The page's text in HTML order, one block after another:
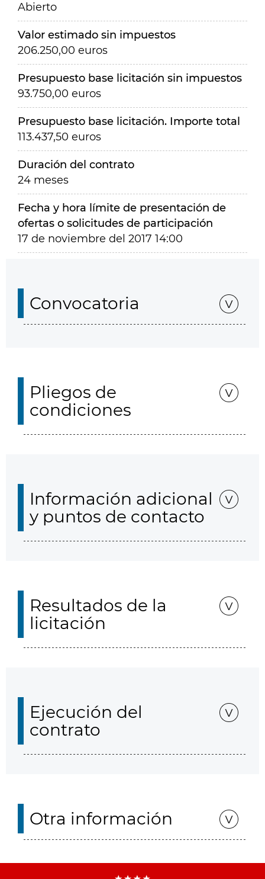
Abierto
Valor estimado sin impuestos
206.250,00 euros
Presupuesto base licitación sin impuestos
93.750,00 euros
Presupuesto base licitación. Importe total
113.437,50 euros
Duración del contrato
24 meses
Fecha y hora límite de presentación de
ofertas o solicitudes de participación
17 de noviembre del 2017 14:00
Convocatoria
Pliegos de
condiciones
Información adicional
y puntos de contacto
Resultados de la
licitación
Ejecución del
contrato
Otra información